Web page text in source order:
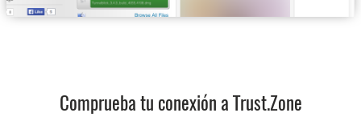
Comprueba tu conexión a Trust.Zone